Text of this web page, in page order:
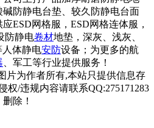
碱防静电台垫、较久防静电台面
ESD网格服，ESD网格连体服，
防静电卷材地垫，深灰、浅灰、
人体静电安防设备；为更多的航
、军工等行业提供服务！
片为作者所有,本站只提供信息存
权/违规内容请联系QQ:275171283
删除！